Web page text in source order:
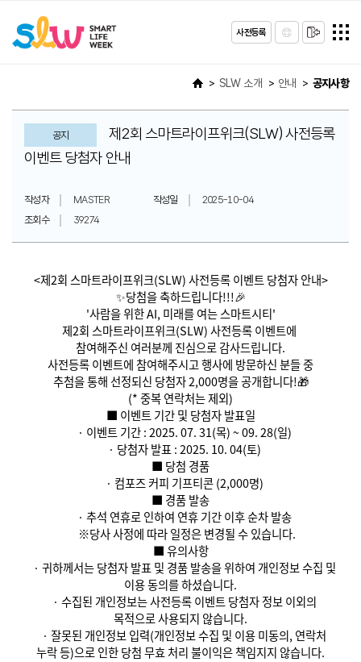
사전등록
SLW 소개 안내 공지사항
공지
제2회 스마트라이프위크(SLW) 사전등록
이벤트 당첨자 안내
작성자 MASTER 작성일
2025-10-04
조회수
39274
<제2회 스마트라이프위크(SLW) 사전등록 이벤트 당첨자 안내>
✨당첨을 축하드립니다!!!🎉
'사람을 위한 AI, 미래를 여는 스마트시티'
제2회 스마트라이프위크(SLW) 사전등록 이벤트에
참여해주신 여러분께 진심으로 감사드립니다.
사전등록 이벤트에 참여해주시고 행사에 방문하신 분들 중
추첨을 통해 선정되신 당첨자 2,000명을 공개합니다!🎁
(* 중복 연락처는 제외)
■ 이벤트 기간 및 당첨자 발표일
· 이벤트 기간 : 2025. 07. 31(목) ~ 09. 28(일)
· 당첨자 발표 : 2025. 10. 04(토)
■ 당첨 경품
· 컴포즈 커피 기프티콘 (2,000명)
■ 경품 발송
· 추석 연휴로 인하여 연휴 기간 이후 순차 발송
※당사 사정에 따라 일정은 변경될 수 있습니다.
■ 유의사항
· 귀하께서는 당첨자 발표 및 경품 발송을 위하여 개인정보 수집 및
이용 동의를 하셨습니다.
· 수집된 개인정보는 사전등록 이벤트 당첨자 정보 이외의
목적으로 사용되지 않습니다.
· 잘못된 개인정보 입력(개인정보 수집 및 이용 미동의, 연락처
누락 등)으로 인한 당첨 무효 처리 불이익은 책임지지 않습니다.